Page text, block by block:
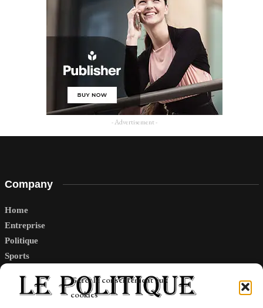
Gérer le consentement aux
cookies
- Advertisement -
Company
Home
Entreprise
Politique
Sports